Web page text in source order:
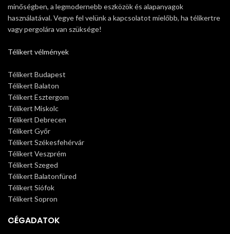
minőségben, a legmodernebb eszközök és alapanyagok
használatával. Vegye fel velünk a kapcsolatot mielőbb, ha télikertre
vagy pergolára van szüksége!
Télikert vélmények
Télikert Budapest
Télikert Balaton
Télikert Esztergom
Télikert Miskolc
Télikert Debrecen
Télikert Győr
Télikert Székesfehérvár
Télikert Veszprém
Télikert Szeged
Télikert Balatonfüred
Télikert Siófok
Télikert Sopron
CÉGADATOK